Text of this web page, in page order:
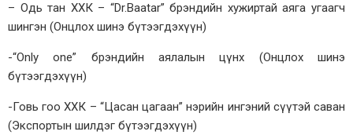
– Одь тан ХХК – “Dr.Baatar” брэндийн хужиртай аяга угаагч
шингэн (Онцлох шинэ бүтээгдэхүүн)
-“Only one” брэндийн аялалын цүнх (Онцлох шинэ
бүтээгдэхүүн)
-Говь гоо ХХК – “Цасан цагаан” нэрийн ингэний сүүтэй саван
(Экспортын шилдэг бүтээгдэхүүн)